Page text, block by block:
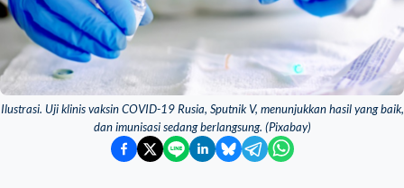
Ilustrasi. Uji klinis vaksin COVID-19 Rusia, Sputnik V, menunjukkan hasil yang baik,
dan imunisasi sedang berlangsung. (Pixabay)